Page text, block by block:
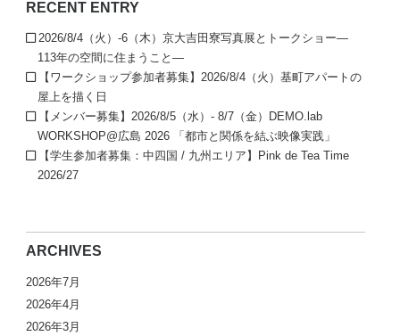
RECENT ENTRY
2026/8/4（火）-6（木）京大吉田寮写真展とトークショー—
113年の空間に住まうこと—
【ワークショップ参加者募集】2026/8/4（火）基町アパートの
屋上を描く日
【メンバー募集】2026/8/5（水）- 8/7（金）DEMO.lab
WORKSHOP@広島 2026 「都市と関係を結ぶ映像実践」
【学生参加者募集：中四国 / 九州エリア】Pink de Tea Time
2026/27
ARCHIVES
2026年7月
2026年4月
2026年3月